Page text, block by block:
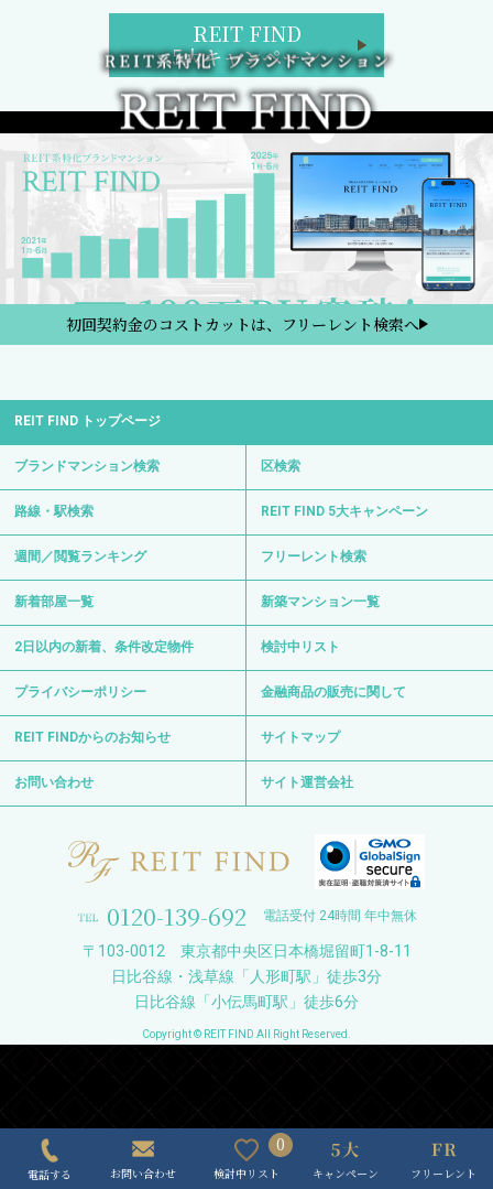
REIT FIND
5大キャンペーン
初回契約金のコストカットは、フリーレント検索へ
REIT FIND トップページ
ブランドマンション検索 区検索
路線・駅検索 REIT FIND 5大キャンペーン
週間／閲覧ランキング フリーレント検索
新着部屋一覧 新築マンション一覧
2日以内の新着、条件改定物件 検討中リスト
プライバシーポリシー 金融商品の販売に関して
REIT FINDからのお知らせ サイトマップ
お問い合わせ サイト運営会社
0120-139-692 電話受付 24時間 年中無休
〒103-0012 東京都中央区日本橋堀留町1-8-11
日比谷線・浅草線「人形町駅」徒歩3分
日比谷線「小伝馬町駅」徒歩6分
Copyright © REIT FIND All Right Reserved.
電話する お問い合わせ
0
検討中リスト キャンペーン フリーレント